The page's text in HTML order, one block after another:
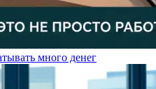
много денег